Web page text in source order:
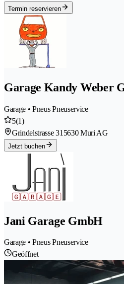
Termin reservieren
Garage Kandy Weber
Garage • Pneus Pneuservice
5(1)
Grindelstrasse 31 5630 Muri AG
Jetzt buchen
Jani Garage GmbH
Garage • Pneus Pneuservice
Geöffnet